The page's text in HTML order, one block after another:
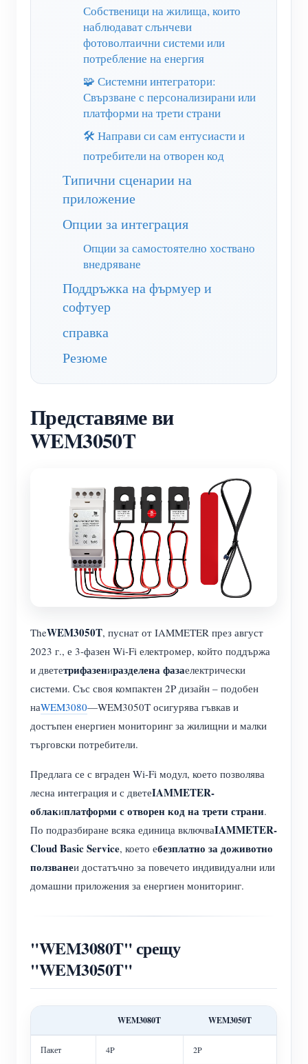
Домашна автоматизация
Фабричен енергиен мониторинг
Обучително видео
ЧЗВ
Новини
Блогове
Разгледайте
Програма за награди
Контакт
За нас
Собственици на жилища, които
наблюдават слънчеви
фотоволтаични системи или
потребление на енергия
🧩 Системни интегратори:
Свързване с персонализирани или
платформи на трети страни
🛠️ Направи си сам ентусиасти и
потребители на отворен код
Типични сценарии на
приложение
Опции за интеграция
Опции за самостоятелно хоствано
внедряване
Поддръжка на фърмуер и
софтуер
справка
Резюме
Представяме ви
WEM3050T
TheWEM3050T, пуснат от IAMMETER през август
2023 г., е 3-фазен Wi-Fi електромер, който поддържа
и двететрифазениразделена фазаелектрически
системи. Със своя компактен 2P дизайн – подобен
наWEM3080—WEM3050T осигурява гъвкав и
достъпен енергиен мониторинг за жилищни и малки
търговски потребители.
Предлага се с вграден Wi-Fi модул, което позволява
лесна интеграция и с дветеIAMMETER-
облакиплатформи с отворен код на трети страни.
По подразбиране всяка единица включваIAMMETER-
Cloud Basic Service, което ебезплатно за доживотно
ползванеи достатъчно за повечето индивидуални или
домашни приложения за енергиен мониторинг.
"WEM3080T" срещу
"WEM3050T"
WEM3080T WEM3050T
Пакет 4P 2P